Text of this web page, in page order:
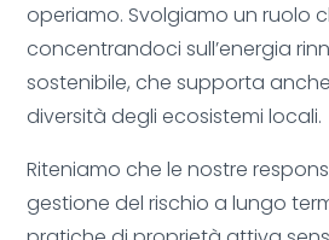
operiamo. Svolgiamo un ruolo
concentrandoci sull’energia
sostenibile, che supporta
diversità degli ecosistemi locali.
Riteniamo che le nostre
gestione del rischio a lungo